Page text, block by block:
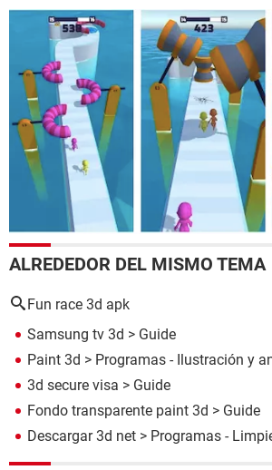
ALREDEDOR DEL MISMO TEMA
Fun race 3d apk
Samsung tv 3d > Guide
Paint 3d > Programas - Ilustración y
3d secure visa > Guide
Fondo transparente paint 3d > Guide
Descargar 3d net > Programas -